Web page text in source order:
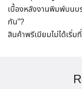
เบื้องหลังงานพิมพ์บนบ
กัน”?
สินค้าพรีเมียมไม่ได้เริ่ม